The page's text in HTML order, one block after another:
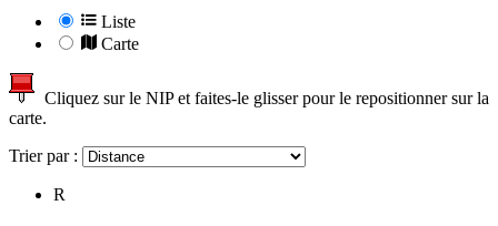
Liste
Carte
Cliquez sur le NIP et faites-le glisser pour le repositionner sur la
carte.
Trier par :
R